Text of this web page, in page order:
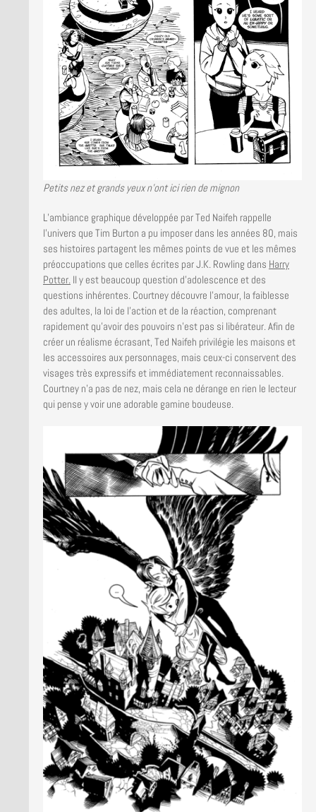
Petits nez et grands yeux n’ont ici rien de mignon
L’ambiance graphique développée par Ted Naifeh rappelle
l’univers que Tim Burton a pu imposer dans les années 80, mais
ses histoires partagent les mêmes points de vue et les mêmes
préoccupations que celles écrites par J.K. Rowling dans Harry
Potter. Il y est beaucoup question d’adolescence et des
questions inhérentes. Courtney découvre l’amour, la faiblesse
des adultes, la loi de l’action et de la réaction, comprenant
rapidement qu’avoir des pouvoirs n’est pas si libérateur. Afin de
créer un réalisme écrasant, Ted Naifeh privilégie les maisons et
les accessoires aux personnages, mais ceux-ci conservent des
visages très expressifs et immédiatement reconnaissables.
Courtney n’a pas de nez, mais cela ne dérange en rien le lecteur
qui pense y voir une adorable gamine boudeuse.